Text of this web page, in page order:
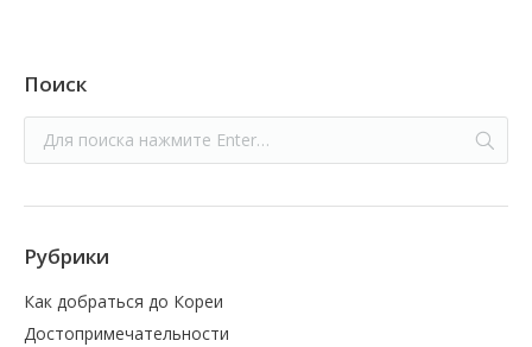
Поиск
Рубрики
Как добраться до Кореи
Достопримечательности